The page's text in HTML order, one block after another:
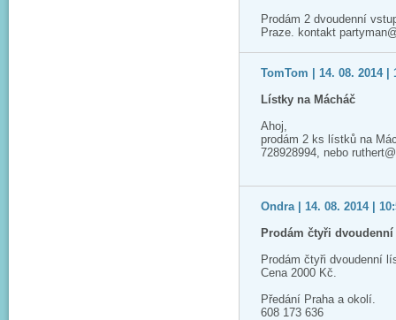
Prodám 2 dvoudenní
Praze. kontakt
TomTom | 14. 08. 2014 |
Lístky na Mácháč
Ahoj,
prodám 2 ks lístků na
728928994, nebo
Ondra | 14. 08. 2014 |
Prodám čtyři
Prodám čtyři dvoudenní
Cena 2000 Kč.
Předání Praha a okolí.
608 173 636